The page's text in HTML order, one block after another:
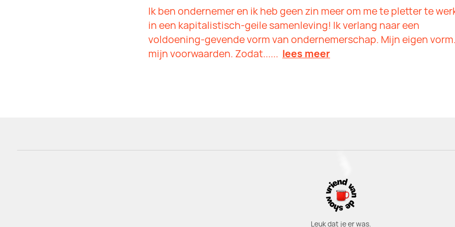
Ik ben ondernemer en ik heb geen zin meer om me te pletter te
in een kapitalistisch-geile samenleving! Ik verlang naar een
voldoening-gevende vorm van ondernemerschap. Mijn eigen
mijn voorwaarden. Zodat...... lees meer
Leuk dat je er was.